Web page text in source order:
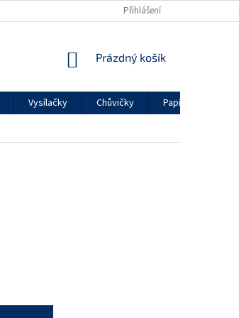
Přihlášení
NÁKUPNÍ
Prázdný košík
Vysílačky Chůvičky
Papírenské zboží